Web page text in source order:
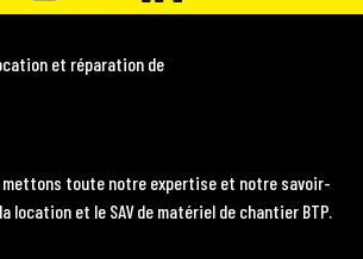
A
O
O
I
N
A
G
Y
O
U
B
L
I
E
D
mettons toute notre expertise et notre savoir-
location et le SAV de matériel de chantier BTP.